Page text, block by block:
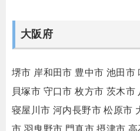
大阪府
堺市 岸和田市 豊中市 池田市
貝塚市 守口市 枚方市 茨木市
寝屋川市 河内長野市 松原市